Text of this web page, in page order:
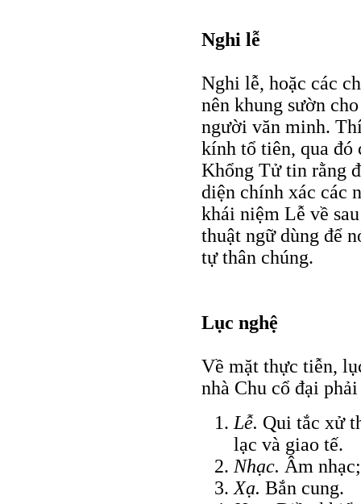
Nghi lễ
Nghi lễ, hoặc các
nên khung sườn
người văn minh.
kính tổ tiên, qua đó
Khổng Tử tin rằng
diện chính xác các
khái niệm Lễ về
thuật ngữ dùng để
tự thân chúng.
Lục nghệ
Về mặt thực tiễn,
nhà Chu cổ đại
Lễ. Qui tắc xử
lạc và giao tế.
Nhạc. Âm
Xạ. Bắn cung.